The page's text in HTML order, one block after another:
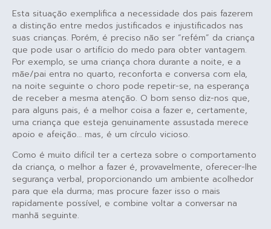
Esta situação exemplifica a necessidade dos pais fazerem
a distinção entre medos justificados e injustificados nas
suas crianças. Porém, é preciso não ser “refém” da criança
que pode usar o artifício do medo para obter vantagem.
Por exemplo, se uma criança chora durante a noite, e a
mãe/pai entra no quarto, reconforta e conversa com ela,
na noite seguinte o choro pode repetir-se, na esperança
de receber a mesma atenção. O bom senso diz-nos que,
para alguns pais, é a melhor coisa a fazer e, certamente,
uma criança que esteja genuinamente assustada merece
apoio e afeição… mas, é um círculo vicioso.
Como é muito difícil ter a certeza sobre o comportamento
da criança, o melhor a fazer é, provavelmente, oferecer-lhe
segurança verbal, proporcionando um ambiente acolhedor
para que ela durma; mas procure fazer isso o mais
rapidamente possível, e combine voltar a conversar na
manhã seguinte.